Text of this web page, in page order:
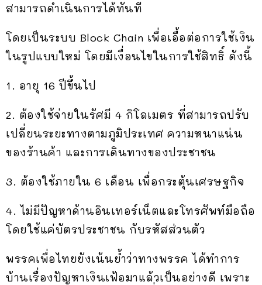
สามารถดำเนินการได้ทันที
โดยเป็นระบบ Block Chain เพื่อเอื้อต่อการใช้เงิน
ในรูปแบบใหม่ โดยมีเงื่อนไขในการใช้สิทธิ์ ดังนี้
1. อายุ 16 ปีขึ้นไป
2. ต้องใช้จ่ายในรัศมี 4 กิโลเมตร ที่สามารถปรับ
เปลี่ยนระยะทางตามภูมิประเทศ ความหนาแน่น
ของร้านค้า และการเดินทางของประชาชน
3. ต้องใช้ภายใน 6 เดือน เพื่อกระตุ้นเศรษฐกิจ
4. ไม่มีปัญหาด้านอินเทอร์เน็ตและโทรศัพท์มือถือ
โดยใช้แค่บัตรประชาชน กับรหัสส่วนตัว
พรรคเพื่อไทยยังเน้นย้ำว่าทางพรรค ได้ทำการ
บ้านเรื่องปัญหาเงินเฟ้อมาแล้วเป็นอย่างดี เพราะ